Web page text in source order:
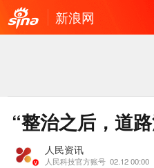
新浪网
“整治之后，道
人民资讯
人民科技官方账号 02.12 00:00